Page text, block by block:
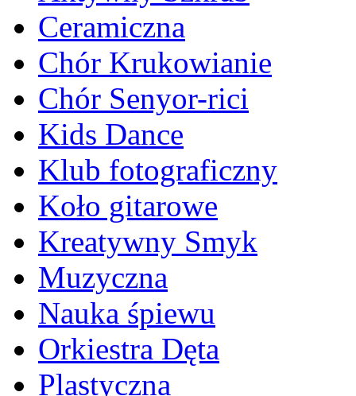
Ceramiczna
Chór Krukowianie
Chór Senyor-rici
Kids Dance
Klub fotograficzny
Koło gitarowe
Kreatywny Smyk
Muzyczna
Nauka śpiewu
Orkiestra Dęta
Plastyczna